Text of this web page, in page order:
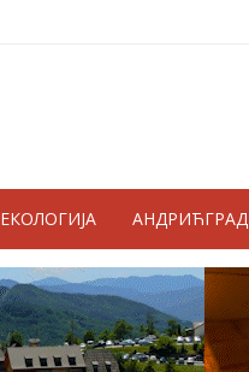
ЕКОЛОГИЈА АНДРИЋГРАД